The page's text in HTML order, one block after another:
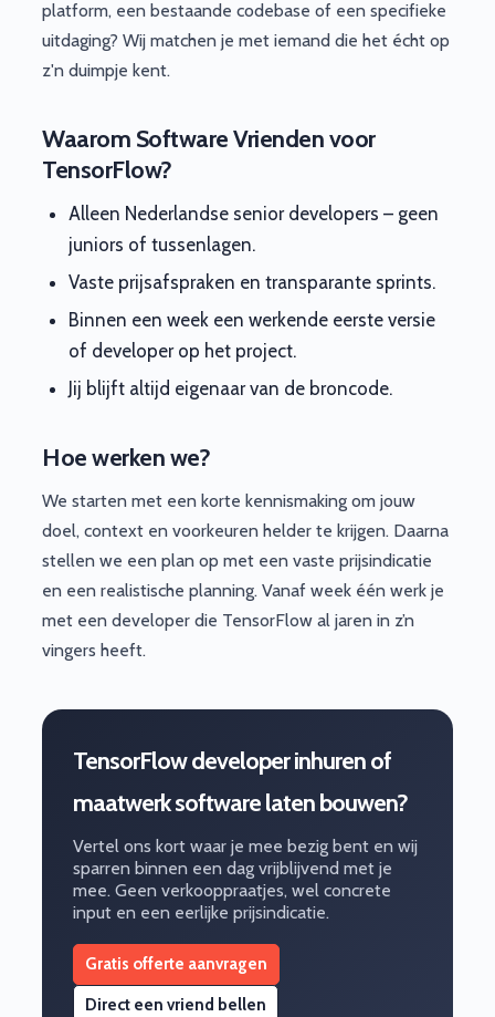
platform, een bestaande codebase of een specifieke
uitdaging? Wij matchen je met iemand die het écht op
z'n duimpje kent.
Waarom Software Vrienden voor
TensorFlow?
Alleen Nederlandse senior developers – geen
juniors of tussenlagen.
Vaste prijsafspraken en transparante sprints.
Binnen een week een werkende eerste versie
of developer op het project.
Jij blijft altijd eigenaar van de broncode.
Hoe werken we?
We starten met een korte kennismaking om jouw
doel, context en voorkeuren helder te krijgen. Daarna
stellen we een plan op met een vaste prijsindicatie
en een realistische planning. Vanaf week één werk je
met een developer die TensorFlow al jaren in z’n
vingers heeft.
TensorFlow developer inhuren of
maatwerk software laten bouwen?
Vertel ons kort waar je mee bezig bent en wij
sparren binnen een dag vrijblijvend met je
mee. Geen verkooppraatjes, wel concrete
input en een eerlijke prijsindicatie.
Gratis offerte aanvragen
Direct een vriend bellen